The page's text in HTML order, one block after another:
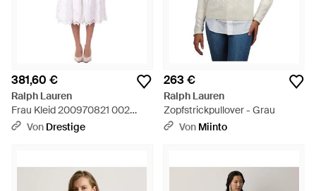
381,60 €
Ralph Lauren
Frau Kleid 200970821 002
Ralila Kurze Armel Kleid Weib -
Von Drestige
263 €
Ralph Lauren
Zopfstrickpullover - Grau
Von Miinto